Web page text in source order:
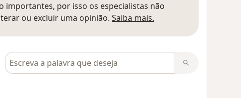
importantes, por isso os especialistas não
ou excluir uma opinião. Saiba mais.
Pesquisar em opiniões